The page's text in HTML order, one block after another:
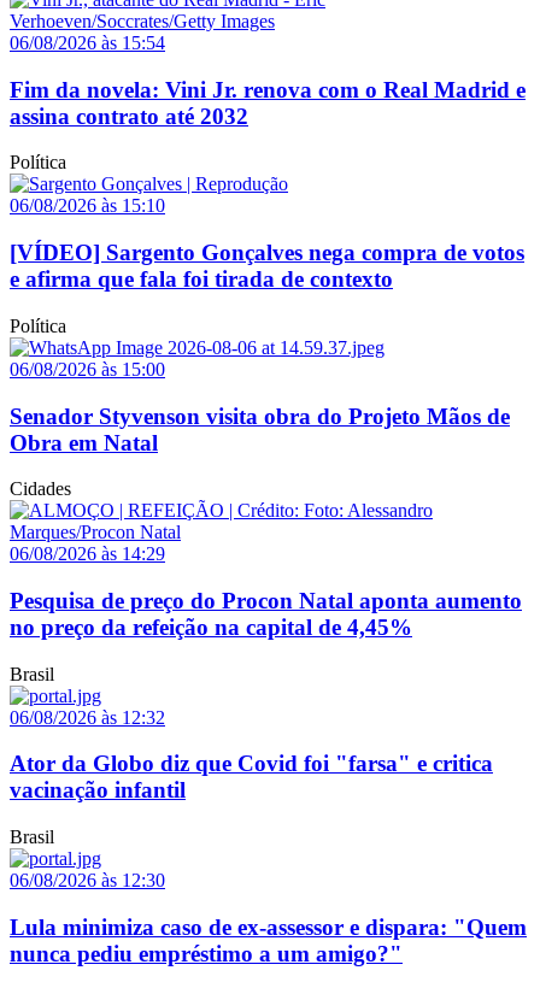
06/08/2026 às 15:54
Fim da novela: Vini Jr. renova com o Real Madrid e
assina contrato até 2032
Política
06/08/2026 às 15:10
[VÍDEO] Sargento Gonçalves nega compra de votos
e afirma que fala foi tirada de contexto
Política
06/08/2026 às 15:00
Senador Styvenson visita obra do Projeto Mãos de
Obra em Natal
Cidades
06/08/2026 às 14:29
Pesquisa de preço do Procon Natal aponta aumento
no preço da refeição na capital de 4,45%
Brasil
06/08/2026 às 12:32
Ator da Globo diz que Covid foi "farsa" e critica
vacinação infantil
Brasil
06/08/2026 às 12:30
Lula minimiza caso de ex-assessor e dispara: "Quem
nunca pediu empréstimo a um amigo?"